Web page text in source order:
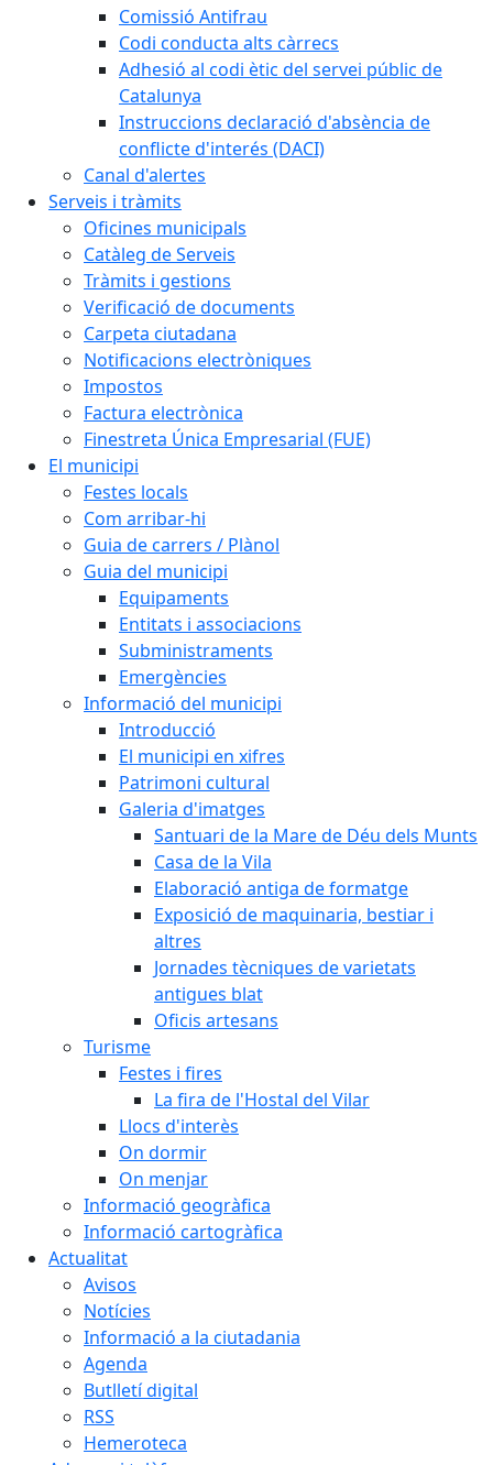
Comissió Antifrau
Codi conducta alts càrrecs
Adhesió al codi ètic del servei públic de
Catalunya
Instruccions declaració d'absència de
conflicte d'interés (DACI)
Canal d'alertes
Serveis i tràmits
Oficines municipals
Catàleg de Serveis
Tràmits i gestions
Verificació de documents
Carpeta ciutadana
Notificacions electròniques
Impostos
Factura electrònica
Finestreta Única Empresarial (FUE)
El municipi
Festes locals
Com arribar-hi
Guia de carrers / Plànol
Guia del municipi
Equipaments
Entitats i associacions
Subministraments
Emergències
Informació del municipi
Introducció
El municipi en xifres
Patrimoni cultural
Galeria d'imatges
Santuari de la Mare de Déu dels Munts
Casa de la Vila
Elaboració antiga de formatge
Exposició de maquinaria, bestiar i
altres
Jornades tècniques de varietats
antigues blat
Oficis artesans
Turisme
Festes i fires
La fira de l'Hostal del Vilar
Llocs d'interès
On dormir
On menjar
Informació geogràfica
Informació cartogràfica
Actualitat
Avisos
Notícies
Informació a la ciutadania
Agenda
Butlletí digital
RSS
Hemeroteca